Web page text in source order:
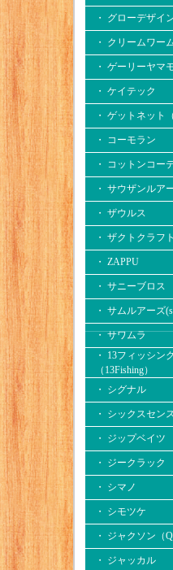
・ グローデザイ
・ クリームワー
・ ゲーリーヤマ
・ ケイテック
・ ゲットネット
・ コーモラン
・ コットンコー
・ サウザンルア
・ ザウルス
・ ザクトクラフト
・ ZAPPU
・ サニーブロス
・ サムルアーズ
・ サワムラ
・ 13フィッシン
（13Fishing）
・ シグナル
・ シックスセン
・ ジップベイツ
・ ジークラック
・ シマノ
・ シモツケ
・ ジャクソン（
・ ジャッカル